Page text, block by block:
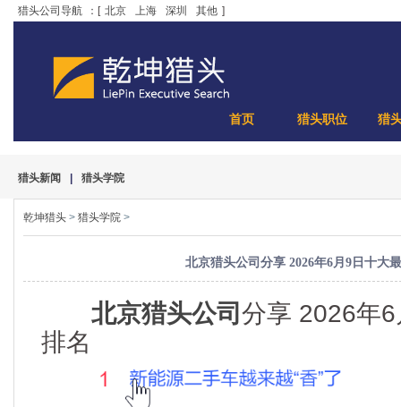
猎头公司导航 ：[ 北京 上海 深圳 其他 ]
首页 猎头职位 猎
猎头新闻 猎头学院
乾坤猎头 > 猎头学院 >
北京猎头公司分享 2026年6月9日十大
北京猎头公司分享 2026年
排名